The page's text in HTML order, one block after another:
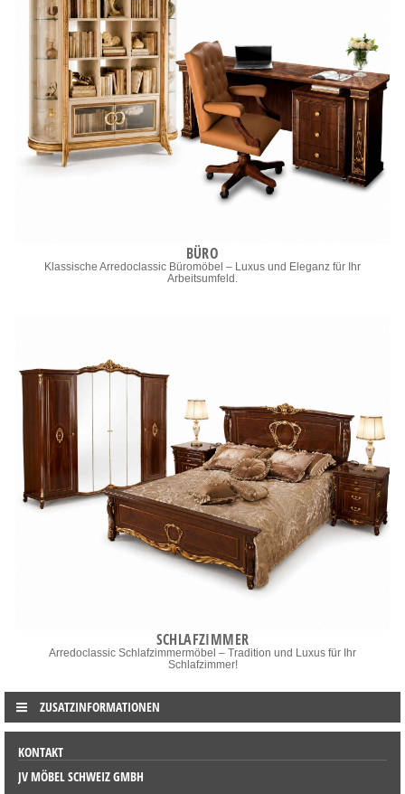
BÜRO
Klassische Arredoclassic Büromöbel – Luxus und Eleganz für Ihr
Arbeitsumfeld.
SCHLAFZIMMER
Arredoclassic Schlafzimmermöbel – Tradition und Luxus für Ihr
Schlafzimmer!
ZUSATZINFORMATIONEN
KONTAKT
JV MÖBEL SCHWEIZ GMBH